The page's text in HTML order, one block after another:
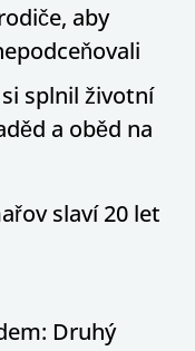
aby
splnil životní
a oběd na
slaví 20 let
Druhý